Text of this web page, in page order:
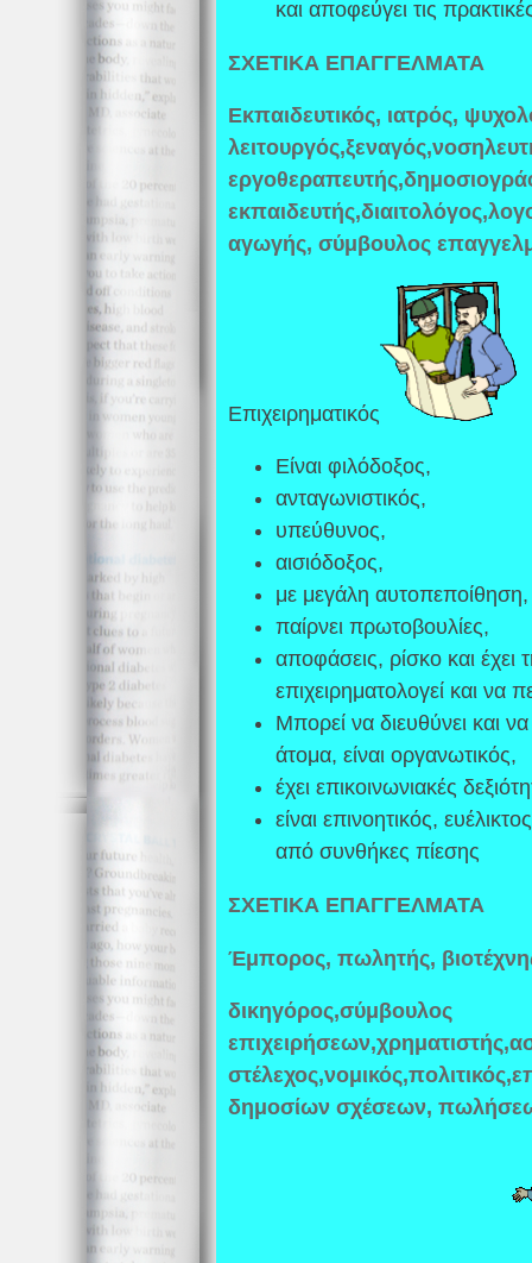
και αποφεύγει τις
ΣΧΕΤΙΚΑ ΕΠΑΓΓΕΛΜΑΤΑ
Εκπαιδευτικός, ιατρός,
αγωγής, σύμβουλος
Επιχειρηματικός
Είναι φιλόδοξος,
ανταγωνιστικός,
υπεύθυνος,
αισιόδοξος,
με μεγάλη αυτοπεποίθηση,
παίρνει πρωτοβουλίες,
αποφάσεις, ρίσκο και έχει
επιχειρηματολογεί και να
Μπορεί να διευθύνει και
άτομα, είναι οργανωτικός,
έχει επικοινωνιακές
είναι επινοητικός,
από συνθήκες πίεσης
ΣΧΕΤΙΚΑ ΕΠΑΓΓΕΛΜΑΤΑ
Έμπορος, πωλητής,
δικηγόρος,σύμβουλος
δημοσίων σχέσεων,